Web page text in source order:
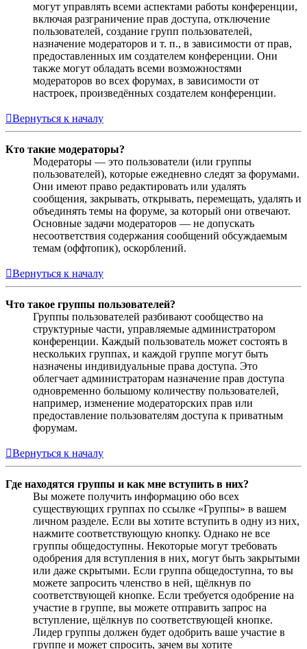
могут управлять всеми аспектами работы конференции,
включая разграничение прав доступа, отключение
пользователей, создание групп пользователей,
назначение модераторов и т. п., в зависимости от прав,
предоставленных им создателем конференции. Они
также могут обладать всеми возможностями
модераторов во всех форумах, в зависимости от
настроек, произведённых создателем конференции.
Вернуться к началу
Кто такие модераторы?
Модераторы — это пользователи (или группы
пользователей), которые ежедневно следят за форумами.
Они имеют право редактировать или удалять
сообщения, закрывать, открывать, перемещать, удалять и
объединять темы на форуме, за который они отвечают.
Основные задачи модераторов — не допускать
несоответствия содержания сообщений обсуждаемым
темам (оффтопик), оскорблений.
Вернуться к началу
Что такое группы пользователей?
Группы пользователей разбивают сообщество на
структурные части, управляемые администратором
конференции. Каждый пользователь может состоять в
нескольких группах, и каждой группе могут быть
назначены индивидуальные права доступа. Это
облегчает администраторам назначение прав доступа
одновременно большому количеству пользователей,
например, изменение модераторских прав или
предоставление пользователям доступа к приватным
форумам.
Вернуться к началу
Где находятся группы и как мне вступить в них?
Вы можете получить информацию обо всех
существующих группах по ссылке «Группы» в вашем
личном разделе. Если вы хотите вступить в одну из них,
нажмите соответствующую кнопку. Однако не все
группы общедоступны. Некоторые могут требовать
одобрения для вступления в них, могут быть закрытыми
или даже скрытыми. Если группа общедоступна, то вы
можете запросить членство в ней, щёлкнув по
соответствующей кнопке. Если требуется одобрение на
участие в группе, вы можете отправить запрос на
вступление, щёлкнув по соответствующей кнопке.
Лидер группы должен будет одобрить ваше участие в
группе и может спросить, зачем вы хотите